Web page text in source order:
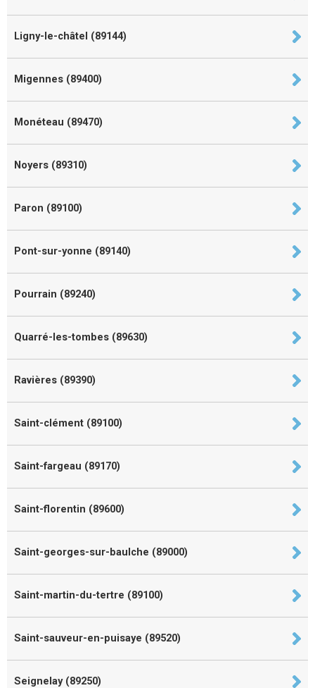
Ligny-le-châtel (89144)
Migennes (89400)
Monéteau (89470)
Noyers (89310)
Paron (89100)
Pont-sur-yonne (89140)
Pourrain (89240)
Quarré-les-tombes (89630)
Ravières (89390)
Saint-clément (89100)
Saint-fargeau (89170)
Saint-florentin (89600)
Saint-georges-sur-baulche (89000)
Saint-martin-du-tertre (89100)
Saint-sauveur-en-puisaye (89520)
Seignelay (89250)